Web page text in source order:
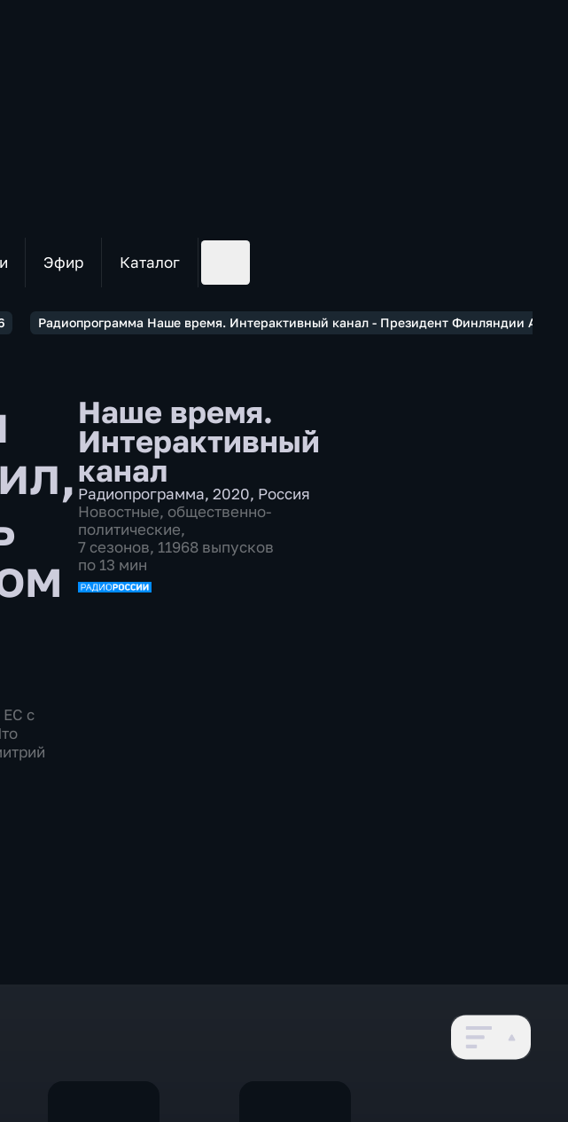
Эфир Каталог
Радиопрограмма Наше время. Интерактивный канал - Президент Финляндии
ЕС с
Наше время.
Интерактивный
канал
Радиопрограмма, 2020, Россия
Новостные, общественно-
политические,
7 сезонов, 11968 выпусков
по 13 мин